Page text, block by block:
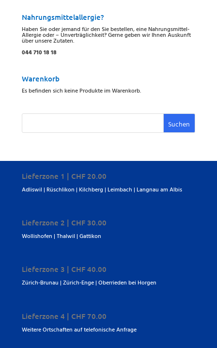
Nahrungsmittelallergie?
Haben Sie oder jemand für den Sie bestellen, eine Nahrungsmittel-
Allergie oder – Unverträglichkeit? Gerne geben wir Ihnen Auskunft
über unsere Zutaten.
044 710 18 18
Warenkorb
Es befinden sich keine Produkte im Warenkorb.
Lieferzone 1 | CHF 20.00
Adliswil | Rüschlikon | Kilchberg | Leimbach | Langnau am Albis
Lieferzone 2 | CHF 30.00
Wollishofen | Thalwil | Gattikon
Lieferzone 3 | CHF 40.00
Zürich-Brunau | Zürich-Enge | Oberrieden bei Horgen
Lieferzone 4 | CHF 70.00
Weitere Ortschaften auf telefonische Anfrage